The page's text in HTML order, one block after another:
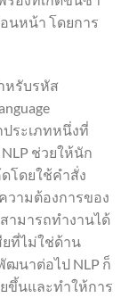
นหน้า โดยการ
หรับรหัส
ประเภทหนึ่งที่
ช่วยให้นัก
โดยใช้คำสั่ง
วามต้องการของ
ามารถทำงานได้
ยที่ไม่ใช่ด้าน
นาต่อไป NLP ก็
ขึ้นและทำให้การ